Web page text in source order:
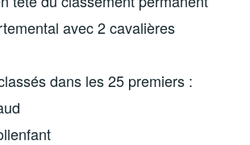
avec 2 cavalières
dans les 25 premiers :